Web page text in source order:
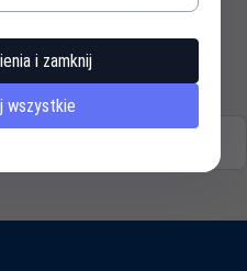
stali, kompletna, classic.
i zamknij
wszystkie